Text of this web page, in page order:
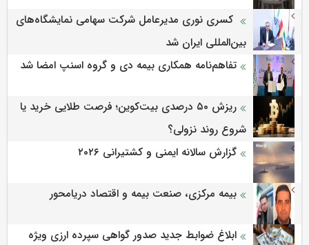
کسری نوری مدیرعامل شرکت سهامی نمایشگاه‌های
بین‌المللی ایران شد
تفاهم‌نامه همکاری بیمه دی و گروه اسنپ امضا شد
ریزش ۵۰ درصدی بیت‌کوین؛ فرصت طلایی خرید یا
شروع روند نزولی؟
گزارش سالانه ایمنی و كشتیرانی ۲۰۲۶
بیمه مرکزی، صنعت بیمه و اقتصاد دریامحور
ابلاغ ضوابط جدید صدور گواهی سپرده ارزی ویژه